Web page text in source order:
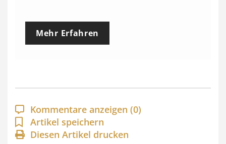
e
p
a
n
n
Mehr Erfahren
Kommentare anzeigen (0)
Artikel speichern
Diesen Artikel drucken